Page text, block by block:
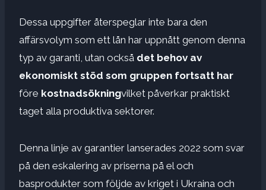
Dessa uppgifter återspeglar inte bara den
affärsvolym som ett lån har uppnått genom denna
typ av garanti, utan också det behov av
ekonomiskt stöd som gruppen fortsatt har
före kostnadsökningvilket påverkar praktiskt
taget alla produktiva sektorer.
Denna linje av garantier lanserades 2022 som svar
på den eskalering av priserna på el och
basprodukter som följde av kriget i Ukraina och